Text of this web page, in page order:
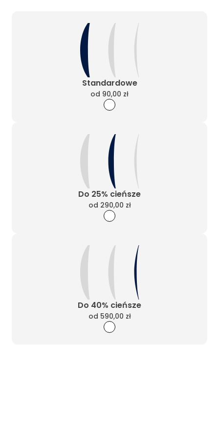
Standardowe
od 90,00 zł
Do 25% cieńsze
od 290,00 zł
Do 40% cieńsze
od 590,00 zł